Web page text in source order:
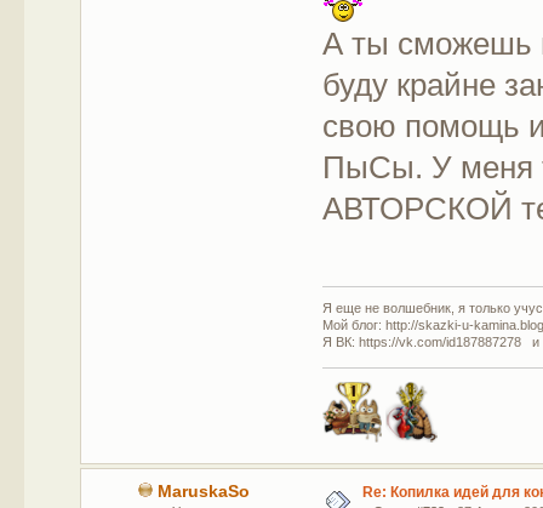
А ты сможешь
буду крайне
свою помощь
ПыСы. У меня
АВТОРСКОЙ
Я еще не волшебник, я только
Мой блог: http://skazki-u-
Я ВК: https://vk.com/id187887278 и
MaruskaSo Re: Копилка идей для